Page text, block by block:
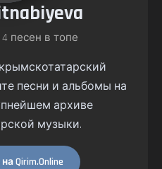
4 песен в топе
крымскотатарский
песни и альбомы на
архиве
музыки.
Qirim.Online